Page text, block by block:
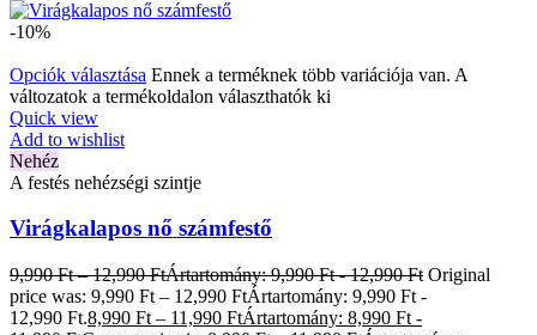
-10%
Opciók választása Ennek a terméknek több variációja van. A
változatok a termékoldalon választhatók ki
Quick view
Add to wishlist
Nehéz
A festés nehézségi szintje
Virágkalapos nő számfestő
9,990Ft – 12,990FtÁrtartomány: 9,990 Ft - 12,990 Ft Original
price was: 9,990 Ft – 12,990 FtÁrtartomány: 9,990 Ft -
12,990 Ft.8,990 Ft – 11,990 FtÁrtartomány: 8,990 Ft -